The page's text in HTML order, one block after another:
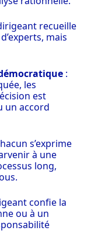
recueille
mais
:
les
est
un accord
s’exprime
à une
long,
confie la
ou à un